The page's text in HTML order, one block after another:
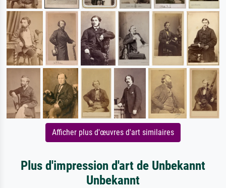
Afficher plus d'œuvres d'art similaires
Plus d'impression d'art de Unbekannt
Unbekannt